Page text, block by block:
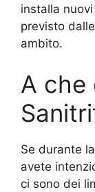
installa
previsto
ambito.
A che
Se durante
avete
ci sono dei